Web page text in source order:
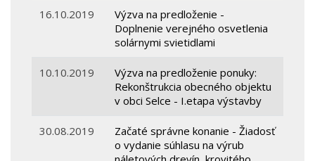
16.10.2019
Výzva na predloženie -
Doplnenie verejného osvetlenia
solárnymi svietidlami
10.10.2019
Výzva na predloženie ponuky:
Rekonštrukcia obecného objektu
v obci Selce - I.etapa výstavby
30.08.2019
Začaté správne konanie - Žiadosť
o vydanie súhlasu na výrub